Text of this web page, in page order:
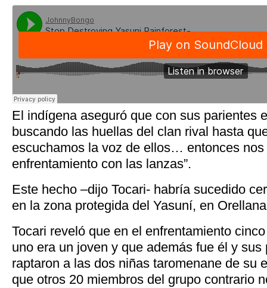
El indígena aseguró que con sus parientes
buscando las huellas del clan rival hasta
escuchamos la voz de ellos… entonces
enfrentamiento con las lanzas”.
Este hecho –dijo Tocari- habría sucedido
en la zona protegida del Yasuní, en
Tocari reveló que en el enfrentamiento
uno era un joven y que además fue él y sus
raptaron a las dos niñas taromenane de su
que otros 20 miembros del grupo contrario